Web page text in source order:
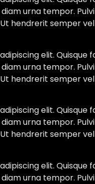
urna tempor.
hendrerit semper
elit.
urna tempor.
hendrerit semper
elit.
urna tempor.
hendrerit semper
elit.
urna tempor.